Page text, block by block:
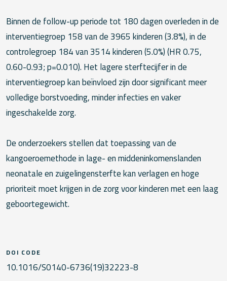
Binnen de follow-up periode tot 180 dagen overleden in de
interventiegroep 158 van de 3965 kinderen (3.8%), in de
controlegroep 184 van 3514 kinderen (5.0%) (HR 0.75,
0.60-0.93; p=0.010). Het lagere sterftecijfer in de
interventiegroep kan beïnvloed zijn door significant meer
volledige borstvoeding, minder infecties en vaker
ingeschakelde zorg.
De onderzoekers stellen dat toepassing van de
kangoeroemethode in lage- en middeninkomenslanden
neonatale en zuigelingensterfte kan verlagen en hoge
prioriteit moet krijgen in de zorg voor kinderen met een laag
geboortegewicht.
DOI CODE
10.1016/S0140-6736(19)32223-8